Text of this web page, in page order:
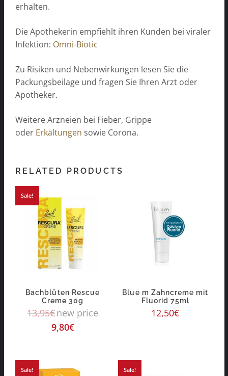
erhalten.
Die Apothekerin empfiehlt ihren Kunden bei viraler
Infektion: Omni-Biotic
Zu Risiken und Nebenwirkungen lesen Sie die
Packungsbeilage und fragen Sie Ihren Arzt oder
Apotheker.
Weitere Arzneien bei Fieber, Grippe
oder Erkältungen sowie Corona.
RELATED PRODUCTS
Sale!
Bachblüten Rescue
Creme 30g
13,95€new price
9,80€
Blue m Zahncreme mit
Fluorid 75ml
12,50€
Sale! Sale!